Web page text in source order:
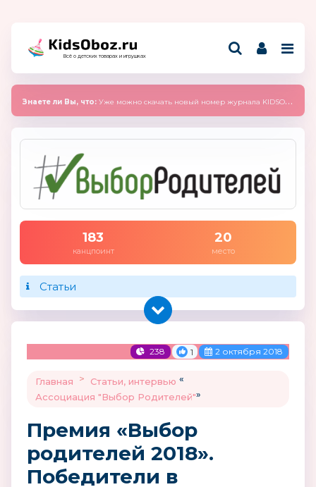
Всё о детских товарах и игрушках
Знаете ли Вы, что: Уже можно скачать новый номер журнала KIDSOBOZ 2025 (сентябрь)
183
канцпоинт
20
место
Статьи
238 1 2 октября 2018
Главная > Статьи, интервью «
Ассоциация "Выбор Родителей"»
Премия «Выбор
родителей 2018».
Победители в